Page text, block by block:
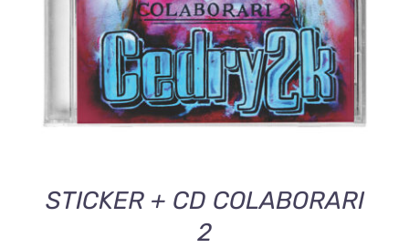
STICKER + CD COLABORARI
2